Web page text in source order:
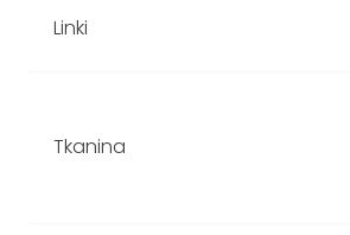
Linki
Tkanina